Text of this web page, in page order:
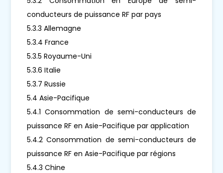
conducteurs de puissance RF par pays
5.3.3 Allemagne
5.3.4 France
5.3.5 Royaume-Uni
5.3.6 Italie
5.3.7 Russie
5.4 Asie-Pacifique
5.4.1 Consommation de semi-conducteurs de
puissance RF en Asie-Pacifique par application
5.4.2 Consommation de semi-conducteurs de
puissance RF en Asie-Pacifique par régions
5.4.3 Chine